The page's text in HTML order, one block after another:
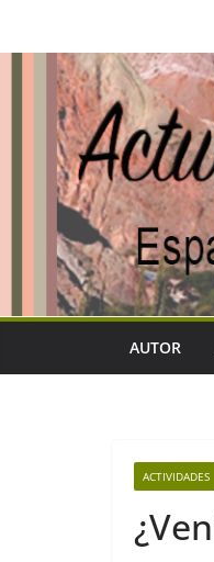
contenido
AUTOR
ACTIVIDADES